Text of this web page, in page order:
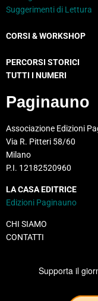
Suggerimenti di Lettura
CORSI & WORKSHOP
PERCORSI STORICI
TUTTI I NUMERI
Paginauno
Associazione Edizioni
Via R. Pitteri 58/60
Milano
P.I. 12182520960
LA CASA EDITRICE
Edizioni Paginauno
CHI SIAMO
CONTATTI
Supporta il